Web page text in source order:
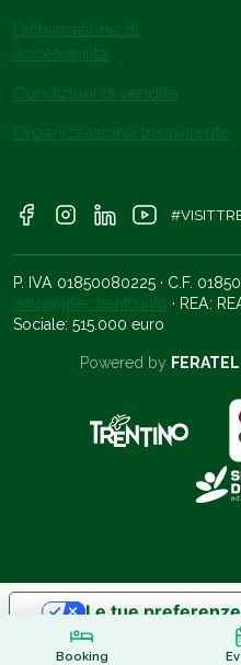
Booking
Dichiarazione di
accessibilità
Condizioni di vendita
Organizzazione trasparente
P. IVA 01850080225 · C.F.
office@pec.trento.info · REA:
Sociale: 515.000 euro
Powered by FERATEL
Informativa sulla raccolta
Le tue